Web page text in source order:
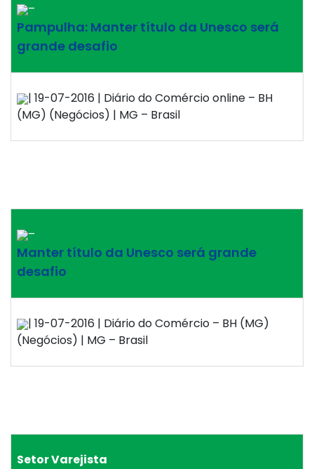
–
Pampulha: Manter título da Unesco será
grande desafio
| 19-07-2016 | Diário do Comércio online – BH
(MG) (Negócios) | MG – Brasil
–
Manter título da Unesco será grande
desafio
| 19-07-2016 | Diário do Comércio – BH (MG)
(Negócios) | MG – Brasil
Setor Varejista